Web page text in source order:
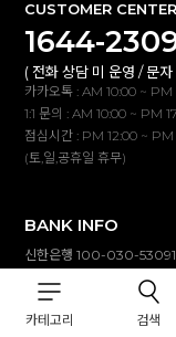
카테고리 검색
CUSTOMER CENTER
1644-
( 전화 상담 미 운영 / 문
카카오톡 : AM 10:00 ~ PM
1:1 문의 : AM 10:00 ~ PM
점심시간 : PM 12:00 ~ PM
(토,일,공휴일 휴무)
BANK INFO
신한은행 100-030-
입금자명 불일치 시 자동
고객센터(카톡,1:1문의)로